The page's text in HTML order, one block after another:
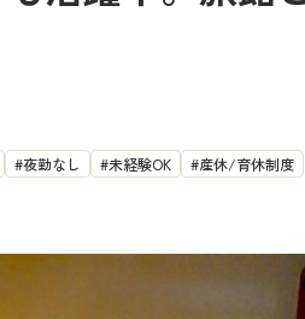
夜勤なし 未経験OK
産休/育休制度